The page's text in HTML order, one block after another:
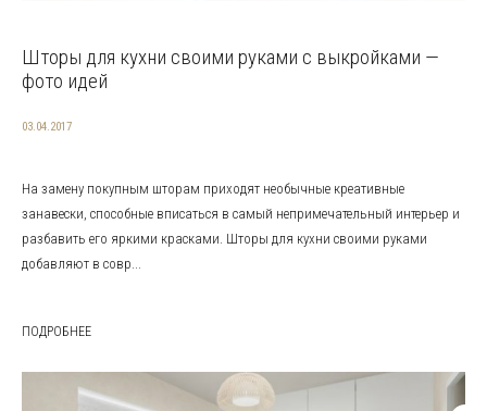
Шторы для кухни своими руками с выкройками —
фото идей
03.04.2017
На замену покупным шторам приходят необычные креативные
занавески, способные вписаться в самый непримечательный интерьер и
разбавить его яркими красками. Шторы для кухни своими руками
добавляют в совр...
ПОДРОБНЕЕ